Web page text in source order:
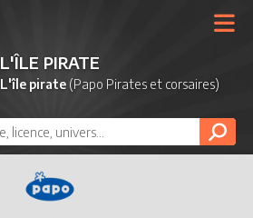
UNIVERS
LICENCES
NOUVEAUTÉS
AJOUTS
L'ÎLE PIRATE
L'île pirate(Papo Pirates et corsaires)